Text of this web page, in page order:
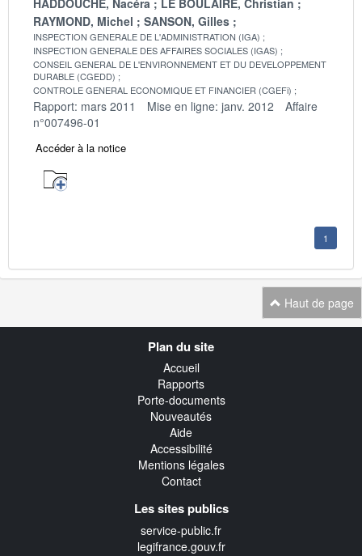
RAYMOND, Michel
SANSON, Gilles
INSPECTION GENERALE DE L'ADMINISTRATION (IGA)
INSPECTION GENERALE DES AFFAIRES SOCIALES (IGAS)
CONSEIL GENERAL DE L'ENVIRONNEMENT ET DU DEVELOPPEMENT
DURABLE (CGEDD)
CONTROLE GENERAL ECONOMIQUE ET FINANCIER (CGEFi)
Rapport: mars 2011 Mise en ligne: janv. 2012
Affaire
n°007496-01
Accéder à la notice
1
Haut de page
Plan du site
Accueil
Rapports
Porte-documents
Nouveautés
Aide
Accessibilité
Mentions légales
Contact
Les sites publics
service-public.fr
legifrance.gouv.fr